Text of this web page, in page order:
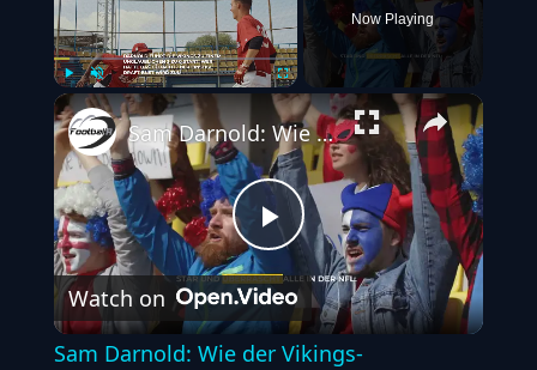
Play Unmute Fullscreen
Now Playing
Play
Video
Sam Darnold: Wie der Vikings-Quarterback die NFL berrascht
Watch on
Sam Darnold: Wie der Vikings-